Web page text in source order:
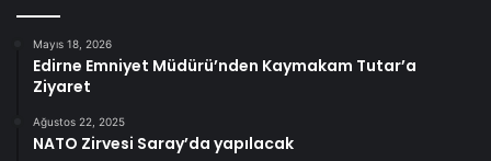
Mayıs 18, 2026
Edirne Emniyet Müdürü’nden Kaymakam Tutar’a
Ziyaret
Ağustos 22, 2025
NATO Zirvesi Saray’da yapılacak